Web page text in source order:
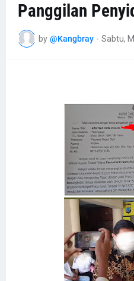
Panggilan
by @Kangbray - Sabtu,